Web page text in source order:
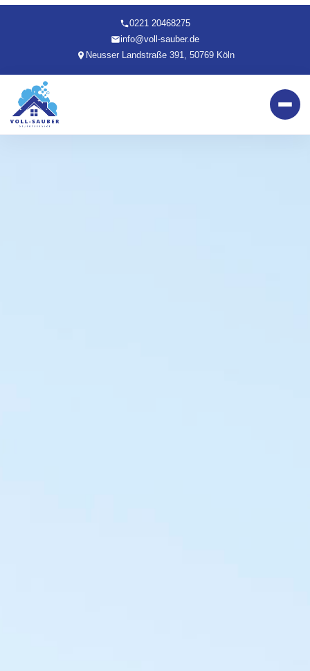
0221 20468275
info@voll-sauber.de
Neusser Landstraße 391, 50769 Köln